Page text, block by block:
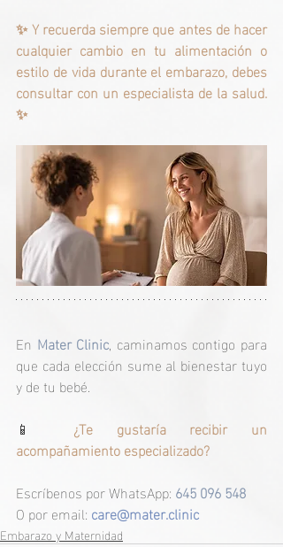
✨ Y recuerda siempre que antes de hacer
cualquier cambio en tu alimentación o
estilo de vida durante el embarazo, debes
consultar con un especialista de la salud.
✨
En Mater Clinic, caminamos contigo para
que cada elección sume al bienestar tuyo
y de tu bebé.
📱 ¿Te gustaría recibir un
acompañamiento especializado?
Escríbenos por WhatsApp: 645 096 548
O por email: care@mater.clinic
Embarazo y Maternidad